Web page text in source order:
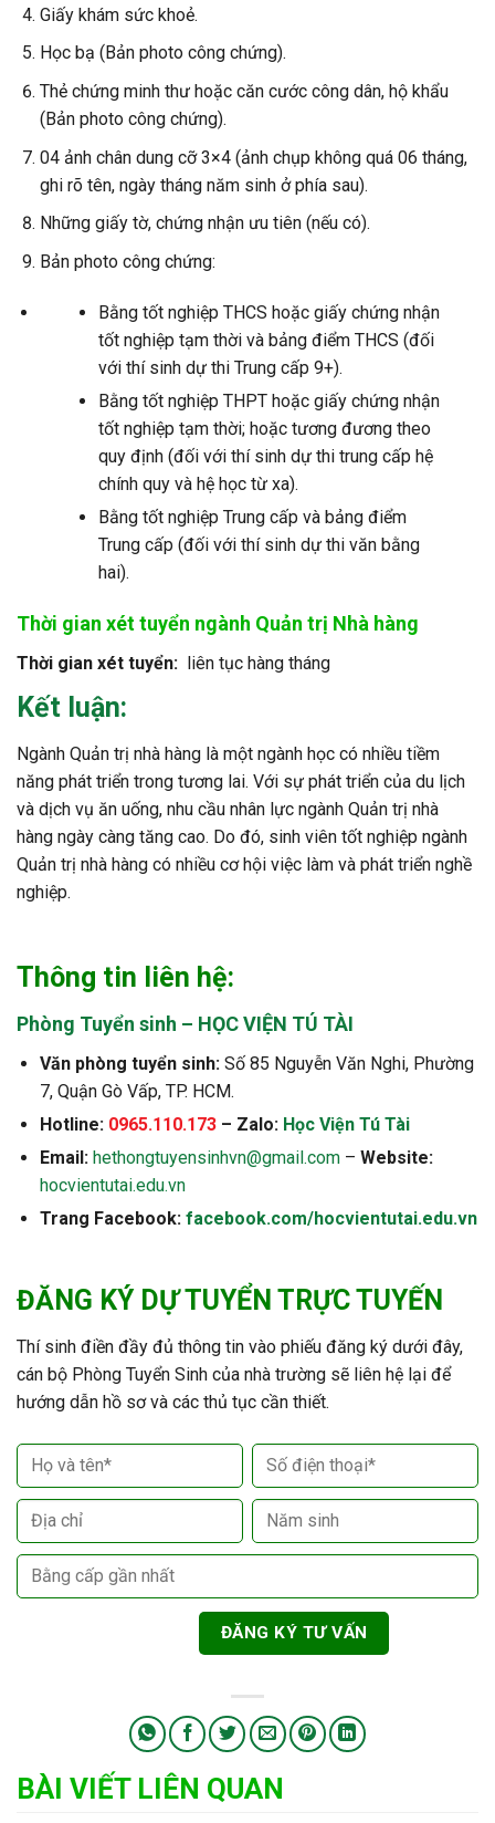
Giấy khám sức khoẻ.
Học bạ (Bản photo công chứng).
Thẻ chứng minh thư hoặc căn cước công dân, hộ khẩu
(Bản photo công chứng).
04 ảnh chân dung cỡ 3×4 (ảnh chụp không quá 06 tháng,
ghi rõ tên, ngày tháng năm sinh ở phía sau).
Những giấy tờ, chứng nhận ưu tiên (nếu có).
Bản photo công chứng:
Bằng tốt nghiệp THCS hoặc giấy chứng nhận
tốt nghiệp tạm thời và bảng điểm THCS (đối
với thí sinh dự thi Trung cấp 9+).
Bằng tốt nghiệp THPT hoặc giấy chứng nhận
tốt nghiệp tạm thời; hoặc tương đương theo
quy định (đối với thí sinh dự thi trung cấp hệ
chính quy và hệ học từ xa).
Bằng tốt nghiệp Trung cấp và bảng điểm
Trung cấp (đối với thí sinh dự thi văn bằng
hai).
Thời gian xét tuyển ngành Quản trị Nhà hàng
Thời gian xét tuyển: liên tục hàng tháng
Kết luận:
Ngành Quản trị nhà hàng là một ngành học có nhiều tiềm
năng phát triển trong tương lai. Với sự phát triển của du lịch
và dịch vụ ăn uống, nhu cầu nhân lực ngành Quản trị nhà
hàng ngày càng tăng cao. Do đó, sinh viên tốt nghiệp ngành
Quản trị nhà hàng có nhiều cơ hội việc làm và phát triển nghề
nghiệp.
Thông tin liên hệ:
Phòng Tuyển sinh – HỌC VIỆN TÚ TÀI
Văn phòng tuyển sinh:Số 85 Nguyễn Văn Nghi, Phường
7, Quận Gò Vấp, TP. HCM.
Hotline: 0965.110.173– Zalo: Học Viện Tú Tài
Email: hethongtuyensinhvn@gmail.com– Website:
hocvientutai.edu.vn
Trang Facebook: facebook.com/hocvientutai.edu.vn
ĐĂNG KÝ DỰ TUYỂN TRỰC TUYẾN
Thí sinh điền đầy đủ thông tin vào phiếu đăng ký dưới đây,
cán bộ Phòng Tuyển Sinh của nhà trường sẽ liên hệ lại để
hướng dẫn hồ sơ và các thủ tục cần thiết.
BÀI VIẾT LIÊN QUAN